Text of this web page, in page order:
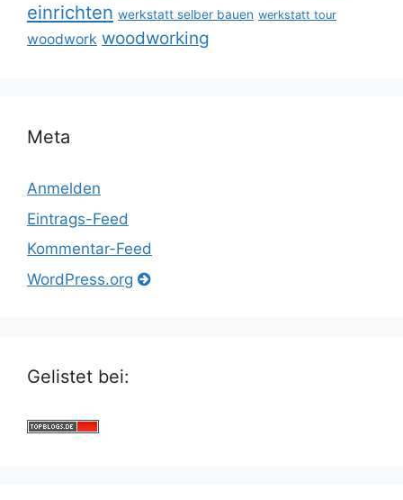
einrichten werkstatt selber bauen werkstatt tour
woodwork woodworking
Meta
Anmelden
Eintrags-Feed
Kommentar-Feed
WordPress.org
Gelistet bei: